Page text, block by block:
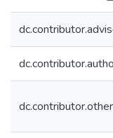
dc.contributor.other